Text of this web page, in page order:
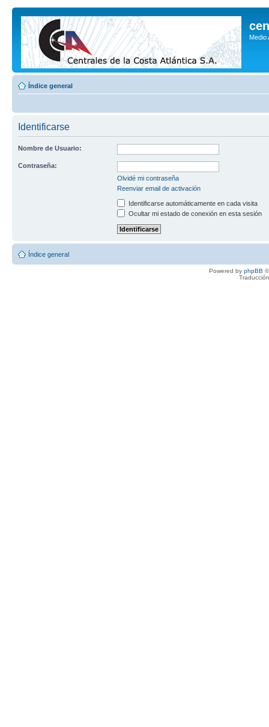
Medio
Índice general
Identificarse
Nombre de Usuario:
Contraseña:
Olvidé mi contraseña
Reenviar email de activación
Identificarse automáticamente en cada visita
Ocultar mi estado de conexión en esta sesión
Índice general
Powered by phpBB